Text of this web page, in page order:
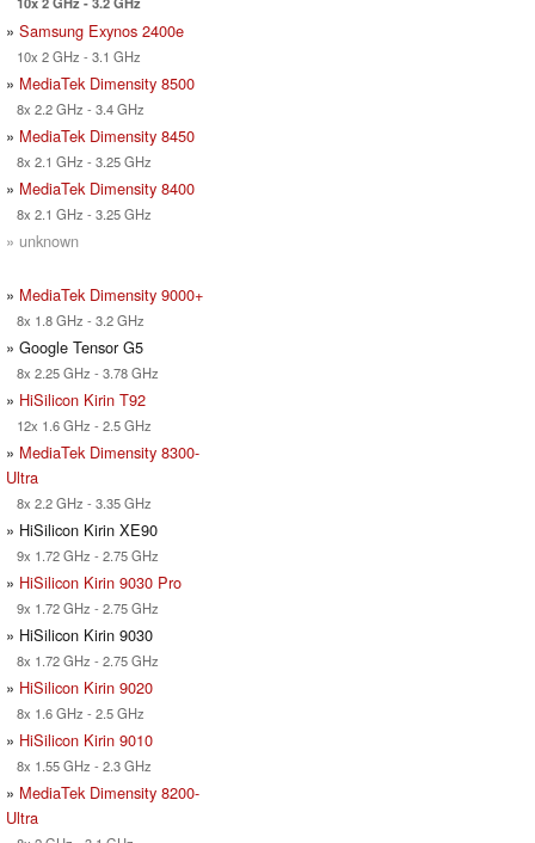
» Samsung Exynos 2400e
10x 2 GHz - 3.1 GHz
» MediaTek Dimensity 8500
8x 2.2 GHz - 3.4 GHz
» MediaTek Dimensity 8450
8x 2.1 GHz - 3.25 GHz
» MediaTek Dimensity 8400
8x 2.1 GHz - 3.25 GHz
» unknown
» MediaTek Dimensity 9000+
8x 1.8 GHz - 3.2 GHz
» Google Tensor G5
8x 2.25 GHz - 3.78 GHz
» HiSilicon Kirin T92
12x 1.6 GHz - 2.5 GHz
» MediaTek Dimensity 8300-
Ultra
8x 2.2 GHz - 3.35 GHz
» HiSilicon Kirin XE90
9x 1.72 GHz - 2.75 GHz
» HiSilicon Kirin 9030 Pro
9x 1.72 GHz - 2.75 GHz
» HiSilicon Kirin 9030
8x 1.72 GHz - 2.75 GHz
» HiSilicon Kirin 9020
8x 1.6 GHz - 2.5 GHz
» HiSilicon Kirin 9010
8x 1.55 GHz - 2.3 GHz
» MediaTek Dimensity 8200-
Ultra